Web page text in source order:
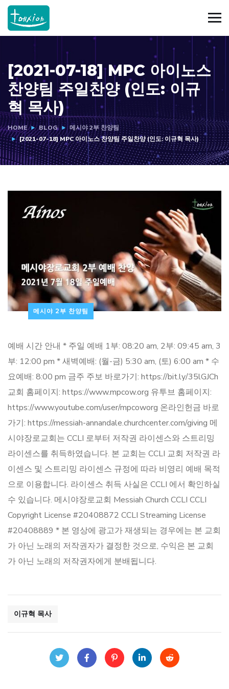
[2021-07-18] MPC 아이노스
찬양팀 주일찬양 (인도: 이규
혁 목사)
HOME BLOG
메시야 2부 찬양팀
[2021-07-18] MPC 아이노스 찬양팀 주일찬양 (인도: 이규혁 목사)
메시야 2부 찬양팀
예배 시간 안내 * 주일 예배 1부: 08:20 am, 2부: 09:45 am, 3
부: 12:00 pm * 새벽예배: (월-금) 5:30 am, (토) 6:00 am * 수
요예배: 8:00 pm 금주 주보 바로가기: https://bit.ly/35lGJCh
교회 홈페이지: https://www.mpcow.org 유투브 홈페이지:
https://www.youtube.com/user/mpcoworg 온라인헌금 바로
가기: https://messiah-annandale.churchcenter.com/giving 메
시야장로교회는 CCLI 로부터 저작권 라이센스와 스트리밍
라이센스를 취득하였습니다. 본 교회는 CCLI 교회 저작권 라
이센스 및 스트리밍 라이센스 규정에 따라 비영리 예배 목적
으로 이용합니다. 라이센스 취득 사실은 CCLI 에서 확인하실
수 있습니다. 메시야장로교회 Messiah Church CCLI CCLI
Copyright License #20408872 CCLI Streaming License
#20408889 * 본 영상에 광고가 재생되는 경우에는 본 교회
가 아닌 노래의 저작권자가 결정한 것으로, 수익은 본 교회
가 아닌 노래의 저작권자에게 분배됩니다.
이규혁 목사